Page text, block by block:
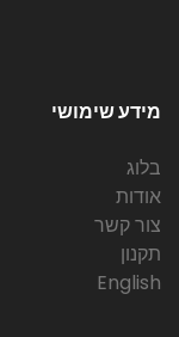
מידע שימושי
בלוג
אודות
צור קשר
תקנון
English